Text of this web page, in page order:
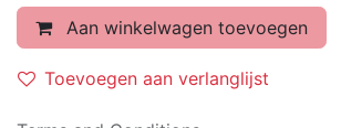
Aan winkelwagen toevoegen
Toevoegen aan verlanglijst